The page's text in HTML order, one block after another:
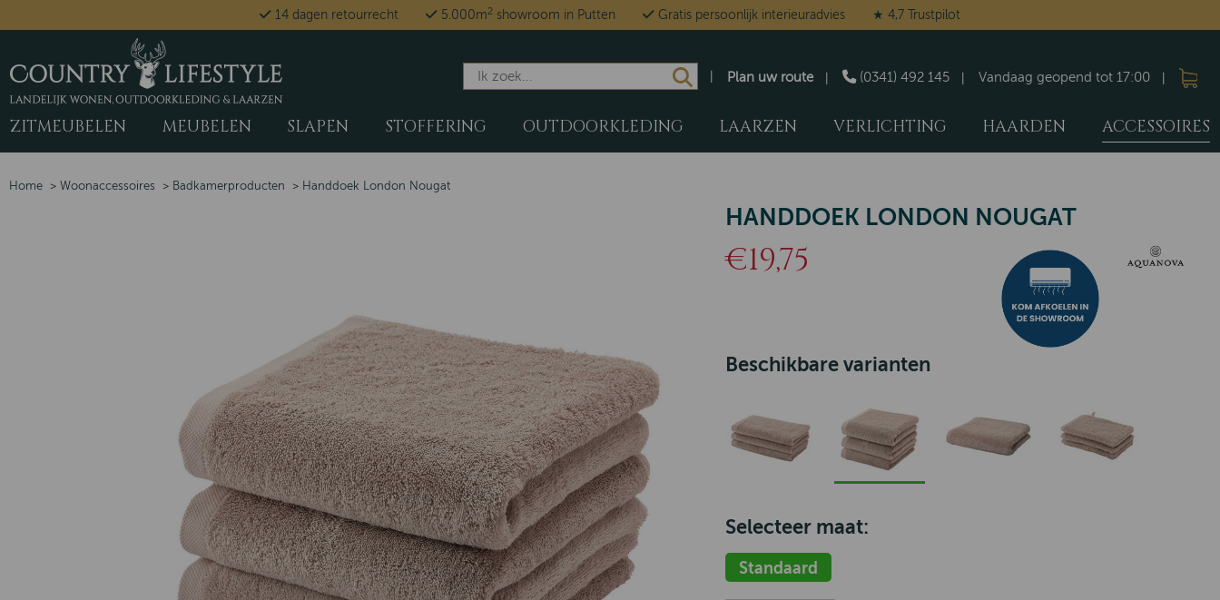
14 dagen retourrecht 5.000m2 showroom in Putten Gratis persoonlijk interieuradvies ★ 4,7 Trustpilot
Vandaag geopend tot 17:00
(0341) 492 145
Plan uw route
ZITMEUBELEN MEUBELEN SLAPEN STOFFERING OUTDOORKLEDING LAARZEN VERLICHTING HAARDEN ACCESSOIRES
Home > Woonaccessoires > Badkamerproducten > Handdoek London Nougat
HANDDOEK LONDON NOUGAT
€19,75
Beschikbare varianten
Selecteer maat:
Standaard